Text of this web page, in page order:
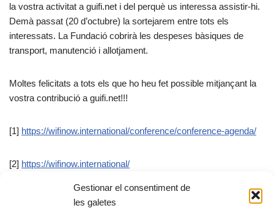
Gestionar el consentiment de
les galetes
la vostra activitat a guifi.net i del perquè us interessa assistir-hi.
Demà passat (20 d’octubre) la sortejarem entre tots els
interessats. La Fundació cobrirà les despeses bàsiques de
transport, manutenció i allotjament.
Moltes felicitats a tots els que ho heu fet possible mitjançant la
vostra contribució a guifi.net!!!
[1] https://wifinow.international/conference/conference-agenda/
[2] https://wifinow.international/
E C